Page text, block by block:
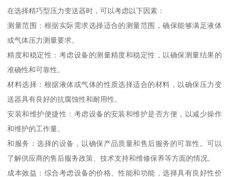
在选择精巧型压力变送器时，可以考虑以下因素：
测量范围：根据实际需求选择适合的测量范围，确保能够满足液体
或气体压力测量要求。
精度和稳定性：考虑设备的测量精度和稳定性，以确保测量结果的
准确性和可靠性。
材料选择：根据液体或气体的性质选择适合的材料，以确保压力变
送器具有良好的抗腐蚀性和耐用性。
安装和维护便捷性：考虑设备的安装和维护是否方便，以减少操作
和维护的工作量。
和服务：选择的设备，以确保产品质量和售后服务的可靠性。可以
了解供应商的售后服务政策、技术支持和维修保养等方面的情况。
成本效益：综合考虑设备的价格、性能和功能，选择具有良好性价